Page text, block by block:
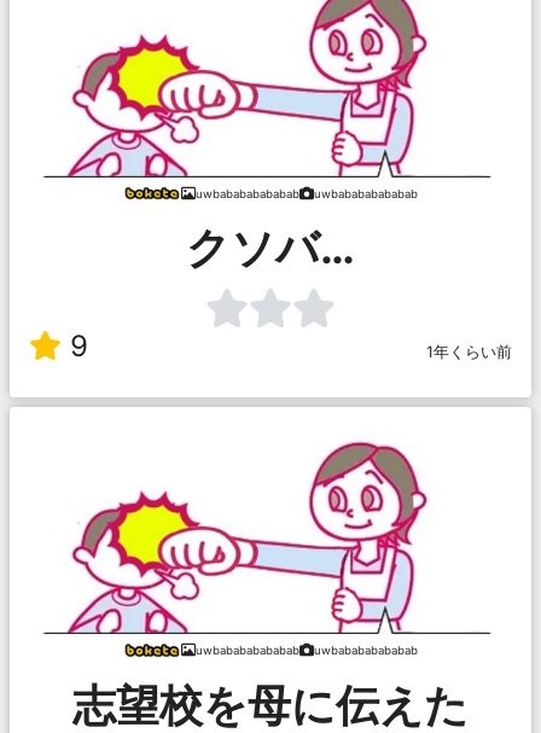
uwbabababababab uwbabababababab
クソバ…
9 1年くらい前
uwbabababababab uwbabababababab
志望校を母に伝えた